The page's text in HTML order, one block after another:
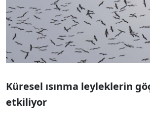
Küresel ısınma leyleklerin
etkiliyor